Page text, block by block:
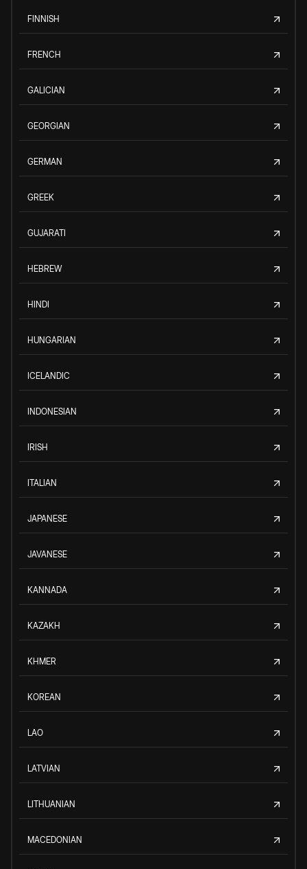
FINNISH
FRENCH
GALICIAN
GEORGIAN
GERMAN
GREEK
GUJARATI
HEBREW
HINDI
HUNGARIAN
ICELANDIC
INDONESIAN
IRISH
ITALIAN
JAPANESE
JAVANESE
KANNADA
KAZAKH
KHMER
KOREAN
LAO
LATVIAN
LITHUANIAN
MACEDONIAN